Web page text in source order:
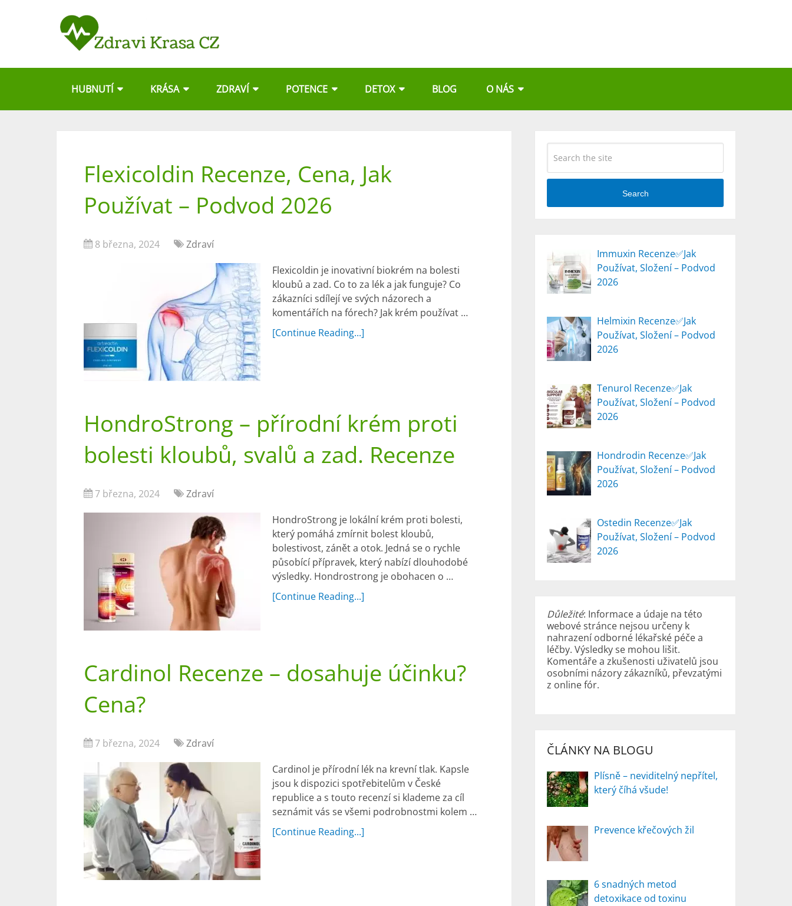
HUBNUTÍ KRÁSA ZDRAVÍ POTENCE DETOX BLOG O NÁS
Flexicoldin Recenze, Cena, Jak
Používat – Podvod 2026
8 března, 2024
Zdraví
Flexicoldin je inovativní biokrém na bolesti
kloubů a zad. Co to za lék a jak funguje? Co
zákazníci sdílejí ve svých názorech a
komentářích na fórech? Jak krém používat …
[Continue Reading...]
HondroStrong – přírodní krém proti
bolesti kloubů, svalů a zad. Recenze
7 března, 2024
Zdraví
HondroStrong je lokální krém proti bolesti,
který pomáhá zmírnit bolest kloubů,
bolestivost, zánět a otok. Jedná se o rychle
působící přípravek, který nabízí dlouhodobé
výsledky. Hondrostrong je obohacen o …
[Continue Reading...]
Cardinol Recenze – dosahuje účinku?
Cena?
7 března, 2024
Zdraví
Cardinol je přírodní lék na krevní tlak. Kapsle
jsou k dispozici spotřebitelům v České
republice a s touto recenzí si klademe za cíl
seznámit vás se všemi podrobnostmi kolem …
[Continue Reading...]
Search
Immuxin Recenze✅Jak
Používat, Složení – Podvod
2026
Helmixin Recenze✅Jak
Používat, Složení – Podvod
2026
Tenurol Recenze✅Jak
Používat, Složení – Podvod
2026
Hondrodin Recenze✅Jak
Používat, Složení – Podvod
2026
Ostedin Recenze✅Jak
Používat, Složení – Podvod
2026
Důležité: Informace a údaje na této
webové stránce nejsou určeny k
nahrazení odborné lékařské péče a
léčby. Výsledky se mohou lišit.
Komentáře a zkušenosti uživatelů jsou
osobními názory zákazníků, převzatými
z online fór.
ČLÁNKY NA BLOGU
Plísně – neviditelný nepřítel,
který číhá všude!
Prevence křečových žil
6 snadných metod
detoxikace od toxinu